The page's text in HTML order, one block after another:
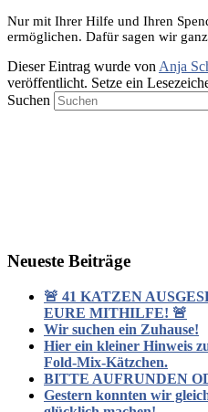
Nur mit Ihrer Hilfe und Ihren
ermöglichen. Dafür sagen wir
Dieser Eintrag wurde von Anja
veröffentlicht. Setze ein
Suchen
Neueste Beiträge
🚨 41 KATZEN
EURE MITHILFE! 🚨
Wir suchen ein Zuhause!
Hier ein kleiner Hinweis
Fold-Mix-Kätzchen.
BITTE AUFRUNDEN
Gestern konnten wir